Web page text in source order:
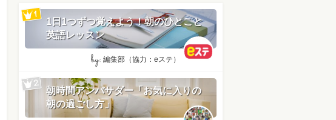
1日1つずつ覚えよう！朝のひとこと
英語レッスン
by: 編集部（協力：eステ）
朝時間アンバサダー「お気に入りの
朝の過ごし方」